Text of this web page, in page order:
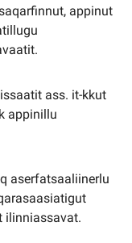
appinut
ass. it-kkut
appinillu
aserfatsaaliinerlu
ilinniassavat.